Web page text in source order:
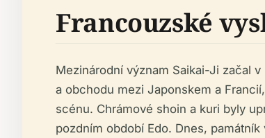
Francouzské
Mezinárodní význam Saikai-Ji začal
a obchodu mezi Japonskem a
scénu. Chrámové shoin a kuri byly
pozdním období Edo. Dnes,